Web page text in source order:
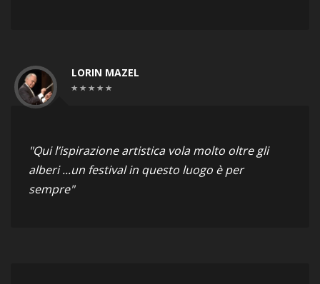
LORIN MAZEL
"Qui l’ispirazione artistica vola molto oltre gli
alberi ...un festival in questo luogo è per
sempre"